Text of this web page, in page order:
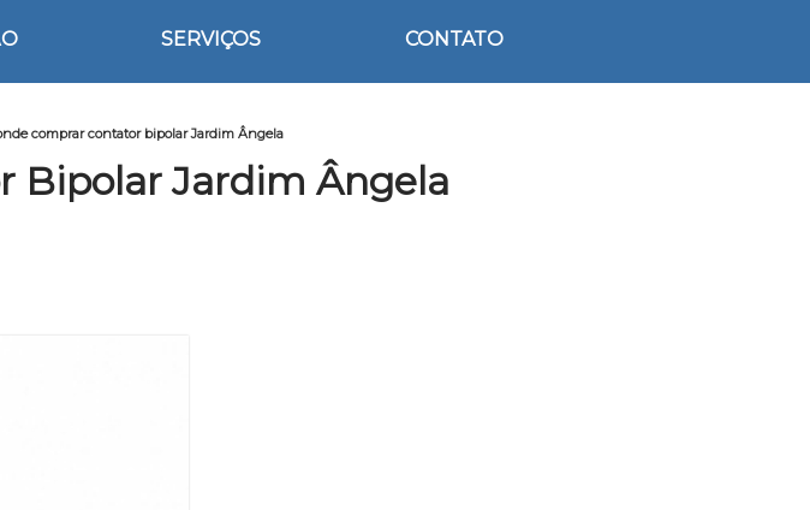
SERVIÇOS CONTATO
comprar contator bipolar Jardim Ângela
Bipolar Jardim Ângela